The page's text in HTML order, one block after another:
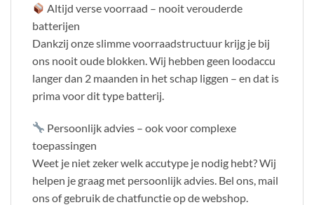
Altijd verse voorraad – nooit verouderde
batterijen
Dankzij onze slimme voorraadstructuur krijg je bij
ons nooit oude blokken. Wij hebben geen loodaccu
langer dan 2 maanden in het schap liggen – en dat is
prima voor dit type batterij.
Persoonlijk advies – ook voor complexe
toepassingen
Weet je niet zeker welk accutype je nodig hebt? Wij
helpen je graag met persoonlijk advies. Bel ons, mail
ons of gebruik de chatfunctie op de webshop.